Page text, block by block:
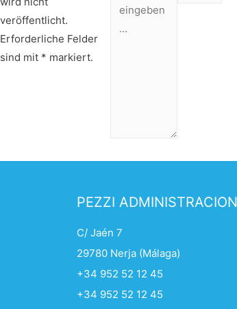
veröffentlicht.
Erforderliche Felder
sind mit * markiert.
PEZZI
C/ Jaén 7
29780 Nerja (Málaga)
+34 952 52 12 45
+34 952 52 12 45